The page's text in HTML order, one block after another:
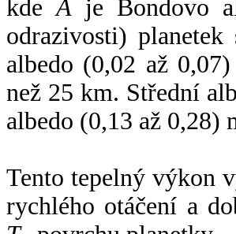
kdeA je Bondovo
odrazivosti)
albedo (0,02 až
než 25 km. Střední
albedo (0,13 až 0,28)
Tento tepelný výkon
rychlého otáčení a